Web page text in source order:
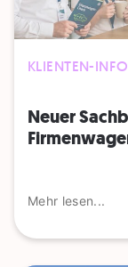
KLIENTEN-
Neuer
Mehr lesen...